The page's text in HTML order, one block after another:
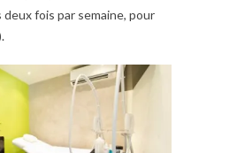
deux fois par semaine, pour